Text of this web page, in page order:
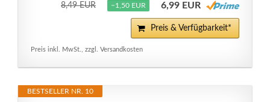
8,49 EUR −1,50 EUR 6,99 EUR
Preis & Verfügbarkeit*
Preis inkl. MwSt., zzgl. Versandkosten
BESTSELLER NR. 10